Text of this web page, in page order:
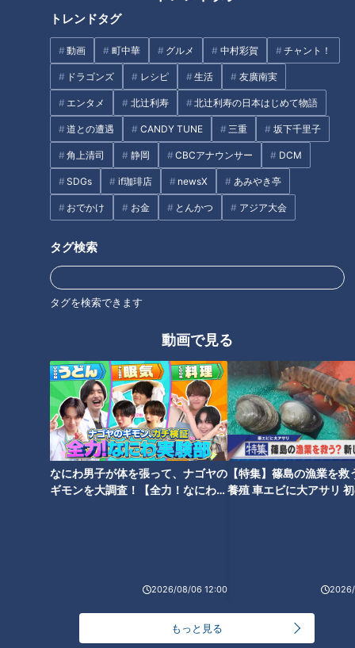
トレンドタグ
動画 町中華 グルメ 中村彩賀 チャント！
ドラゴンズ レシピ 生活 友廣南実
エンタメ 北辻利寿 北辻利寿の日本はじめて物語
道との遭遇 CANDY TUNE 三重 坂下千里子
角上清司 静岡 CBCアナウンサー DCM
SDGs if珈琲店 newsX あみやき亭
おでかけ お金 とんかつ アジア大会
タグ検索
タグを検索できます
動画で見る
なにわ男子が体を張って、ナゴヤの
ギモンを大調査！【全力！なにわ実
2026/08/06 12:00
【特集】篠島の漁業を救
養殖 車エビに大アサリ
もっと見る
【全力！なにわ実験部～ナゴヤのギモン、ガチ検証
～】キャロットフレンチロースト
もっと見る
CBCニュース
CBC NEWS
捕 三重県
2026/08/06 23:18
災害時の“最後の手段” 車中泊避難で気をつけること
合死に至る｢エコノミークラス症候群｣にならないた
トヨタ 台風13号接近で国内9工場で7日の稼働停止
｢海上輸送への影響を踏まえ判断｣ 夏季連休明けの
17日から再開予定
2026/08/06 19:06
学習塾で10代男性を救急搬送 大量の汗に嘔吐… 熱
中症か 塾関係者が消防に通報 名古屋
2026/08/06 19:01